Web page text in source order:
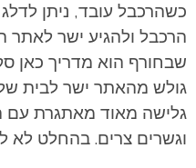
כשהרכבל עובד, ניתן
הרכבל ולהגיע ישר לאתר
שבחורף הוא מדריך כאן
גולש מהאתר ישר לבית
גלישה מאוד מאתגרת עם
וגשרים צרים. בהחלט לא